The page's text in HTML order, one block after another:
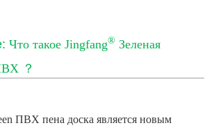
Что такое Jingfang® Зеленая
？
ПВХ пена доска является новым